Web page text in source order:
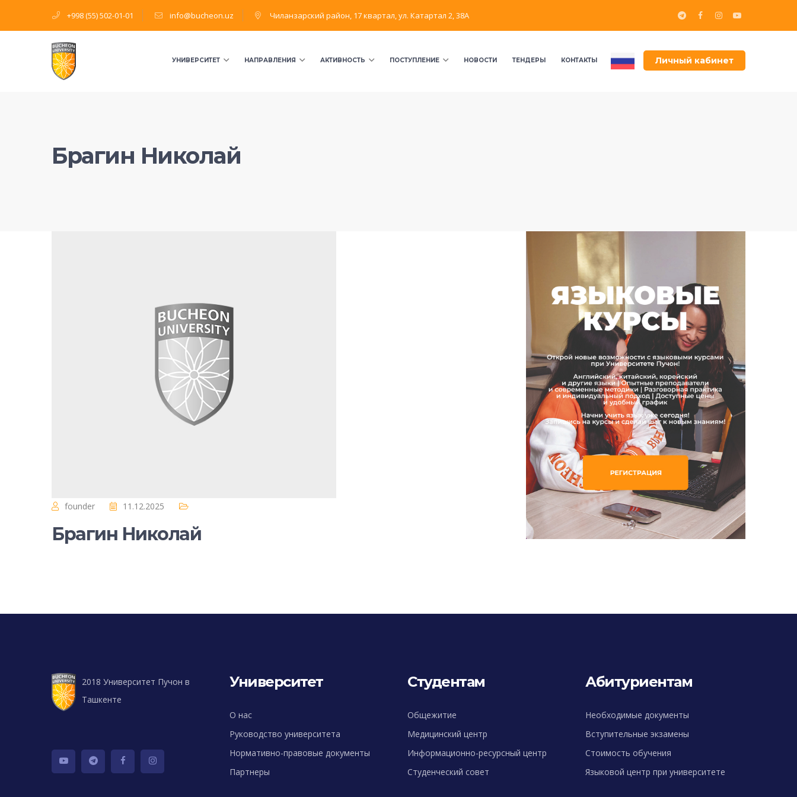
+998 (55) 502-01-01 info@bucheon.uz Чиланзарский район, 17 квартал, ул. Катартал 2, 38А
Личный кабинет
УНИВЕРСИТЕТ НАПРАВЛЕНИЯ АКТИВНОСТЬ ПОСТУПЛЕНИЕ НОВОСТИ ТЕНДЕРЫ КОНТАКТЫ
Брагин Николай
founder 11.12.2025
Брагин Николай
2018 Университет Пучон в
Ташкенте
Университет
О нас
Руководство университета
Нормативно-правовые документы
Партнеры
Студентам
Общежитие
Медицинский центр
Информационно-ресурсный центр
Студенческий совет
Абитуриентам
Необходимые документы
Вступительные экзамены
Стоимость обучения
Языковой центр при университете